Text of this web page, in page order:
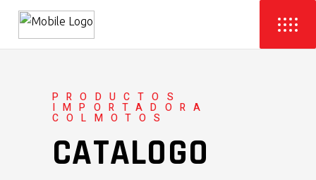
PRODUCTOS
IMPORTADORA
COLMOTOS
CATALOGO